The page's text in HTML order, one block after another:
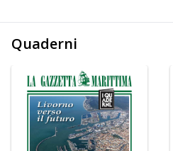
Quaderni